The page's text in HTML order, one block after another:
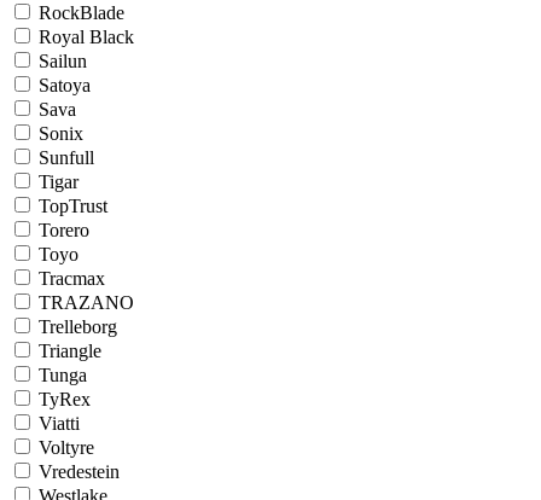
RockBlade
Royal Black
Sailun
Satoya
Sava
Sonix
Sunfull
Tigar
TopTrust
Torero
Toyo
Tracmax
TRAZANO
Trelleborg
Triangle
Tunga
TyRex
Viatti
Voltyre
Vredestein
Westlake